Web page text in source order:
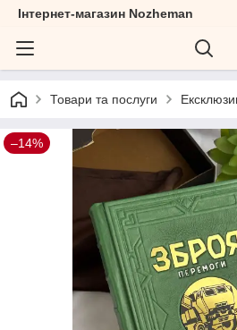
Інтернет-магазин Nozheman
Товари та послуги
–14%